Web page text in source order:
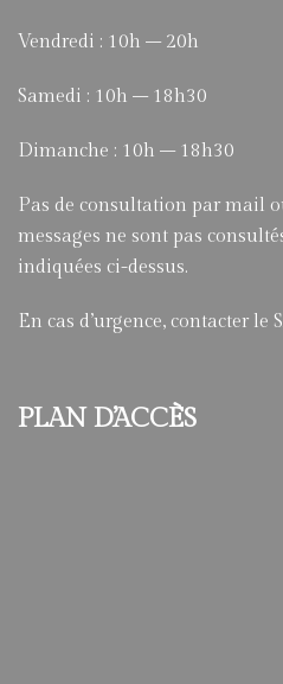
Vendredi : 10h – 20h
Samedi : 10h – 18h30
Dimanche : 10h – 18h30
Pas de consultation par mail
messages ne sont pas
indiquées ci-dessus.
En cas d’urgence, contacter le
PLAN D’ACCÈS